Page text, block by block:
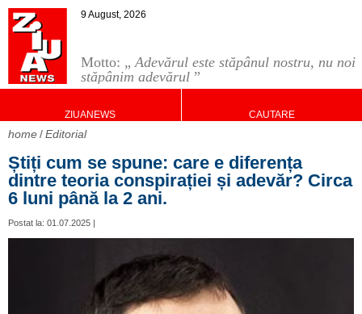
Motto: „Adevărul este stăpânul nostru, nu noi
stăpânim adevărul ”
9 August, 2026
ZIUANEWS CAUTARE
home Editorial
Știți cum se spune: care e diferența
dintre teoria conspirației și adevăr? Circa
6 luni până la 2 ani.
Postat la: 01.07.2025 |